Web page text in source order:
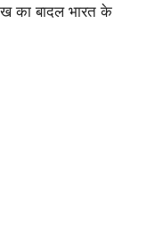
का बादल भारत के